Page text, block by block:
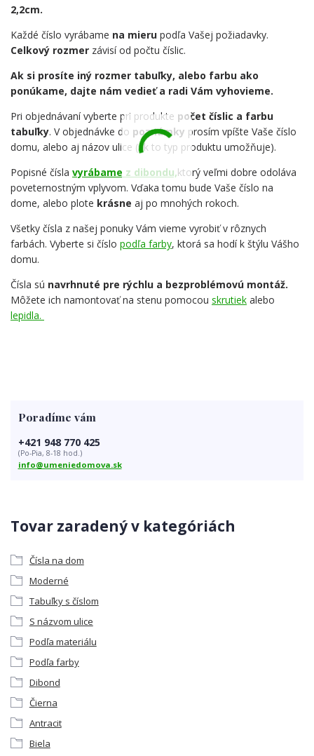
2,2cm.
Každé číslo vyrábame na mieru podľa Vašej požiadavky.
Celkový rozmer závisí od počtu číslic.
Ak si prosíte iný rozmer tabuľky, alebo farbu ako
ponúkame, dajte nám vedieť a radi Vám vyhovieme.
Pri objednávaní vyberte pri produkte počet číslic a farbu
tabuľky. V objednávke do poznámky prosím vpíšte Vaše číslo
domu, alebo aj názov ulice (ak to typ produktu umožňuje).
Popisné čísla vyrábame z dibondu,ktorý veľmi dobre odoláva
poveternostným vplyvom. Vďaka tomu bude Vaše číslo na
dome, alebo plote krásne aj po mnohých rokoch.
Všetky čísla z našej ponuky Vám vieme vyrobiť v rôznych
farbách. Vyberte si číslo podľa farby, ktorá sa hodí k štýlu Vášho
domu.
Čísla sú navrhnuté pre rýchlu a bezproblémovú montáž.
Môžete ich namontovať na stenu pomocou skrutiek alebo
lepidla.
Tovar zaradený v kategóriách
Čísla na dom
Moderné
Tabuľky s číslom
S názvom ulice
Podľa materiálu
Podľa farby
Dibond
Čierna
Antracit
Biela
Poradíme vám
+421 948 770 425
(Po-Pia, 8-18 hod.)
info@umeniedomova.sk